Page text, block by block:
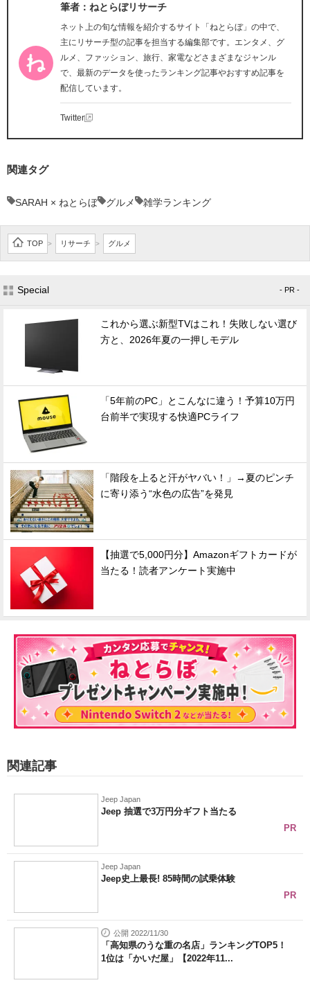
筆者：ねとらぼリサーチ
ネット上の旬な情報を紹介するサイト「ねとらぼ」の中で、
主にリサーチ型の記事を担当する編集部です。エンタメ、グ
ルメ、ファッション、旅行、家電などさまざまなジャンル
で、最新のデータを使ったランキング記事やおすすめ記事を
配信しています。
Twitter
関連タグ
SARAH × ねとらぼ グルメ 雑学ランキング
TOP > リサーチ > グルメ
Special - PR -
これから選ぶ新型TVはこれ！失敗しない選び
方と、2026年夏の一押しモデル
「5年前のPC」とこんなに違う！予算10万円
台前半で実現する快適PCライフ
「階段を上ると汗がヤバい！」→夏のピンチ
に寄り添う“水色の広告”を発見
【抽選で5,000円分】Amazonギフトカードが
当たる！読者アンケート実施中
関連記事
Jeep Japan
Jeep 抽選で3万円分ギフト当たる
PR
Jeep Japan
Jeep史上最長! 85時間の試乗体験
PR
公開 2022/11/30
「高知県のうな重の名店」ランキングTOP5！
1位は「かいだ屋」【2022年11...